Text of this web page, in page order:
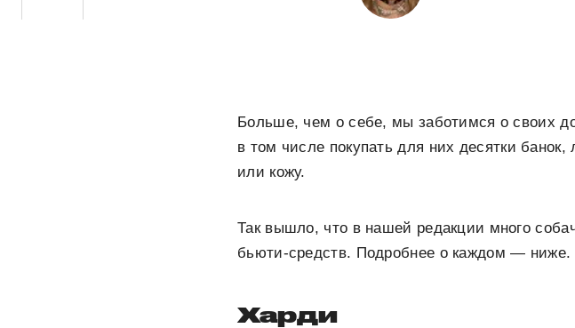
Больше, чем о себе, мы заботимся о своих
в том числе покупать для них десятки
или кожу.
Так вышло, что в нашей редакции много
бьюти-средств. Подробнее о каждом — ниже.
Харди